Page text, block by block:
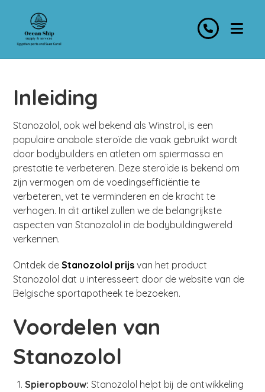
Inleiding
Stanozolol, ook wel bekend als Winstrol, is een
populaire anabole steroïde die vaak gebruikt wordt
door bodybuilders en atleten om spiermassa en
prestatie te verbeteren. Deze steroïde is bekend om
zijn vermogen om de voedingsefficiëntie te
verbeteren, vet te verminderen en de kracht te
verhogen. In dit artikel zullen we de belangrijkste
aspecten van Stanozolol in de bodybuildingwereld
verkennen.
Ontdek deStanozolol prijs van het product
Stanozolol dat u interesseert door de website van de
Belgische sportapotheek te bezoeken.
Voordelen van
Stanozolol
Spieropbouw: Stanozolol helpt bij de ontwikkeling